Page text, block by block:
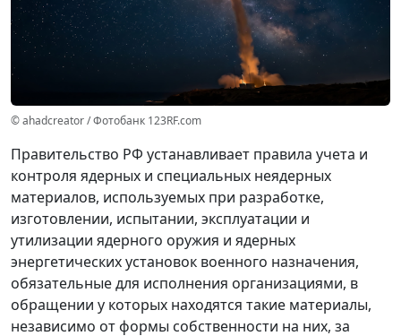
© ahadcreator / Фотобанк 123RF.com
Правительство РФ устанавливает правила учета и
контроля ядерных и специальных неядерных
материалов, используемых при разработке,
изготовлении, испытании, эксплуатации и
утилизации ядерного оружия и ядерных
энергетических установок военного назначения,
обязательные для исполнения организациями, в
обращении у которых находятся такие материалы,
независимо от формы собственности на них, за